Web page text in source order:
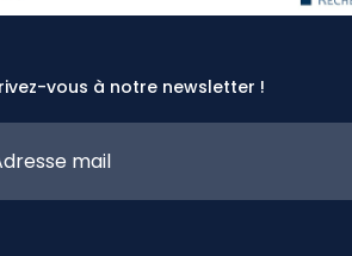
vous à notre newsletter !